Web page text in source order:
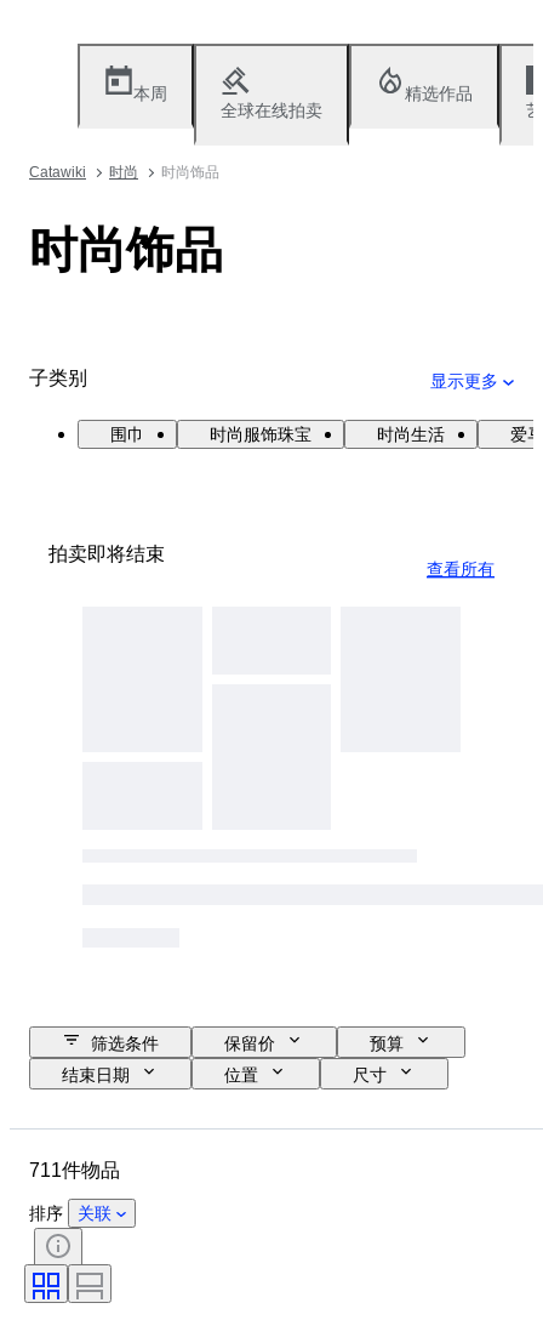
本周
全球在线拍卖
精选作品
Catawiki 时尚 时尚饰品
时尚饰品
子类别 显示更多
围巾 时尚服饰珠宝 时尚生活 爱
拍卖即将结束
查看所有
筛选条件 保留价
预算
结束日期
位置
尺寸
时期
细度
服装尺码
花样
原创作品／复制品
711件物品
排序 关联